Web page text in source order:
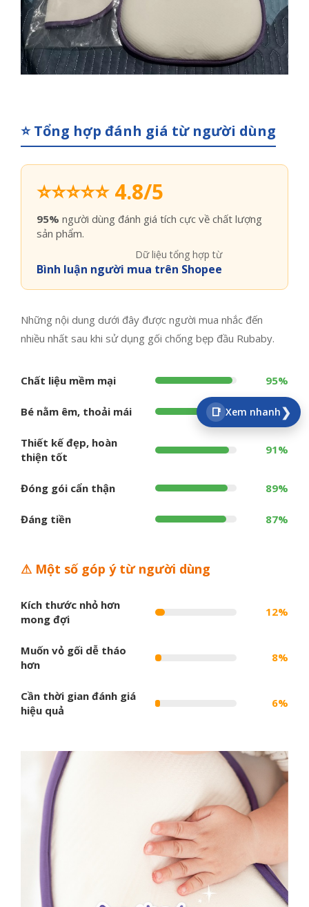
⭐ Tổng hợp đánh giá từ người dùng
⭐⭐⭐⭐⭐ 4.8/5
95% người dùng đánh giá tích cực về chất lượng
sản phẩm.
Dữ liệu tổng hợp từ
Bình luận người mua trên Shopee
Những nội dung dưới đây được người mua nhắc đến
nhiều nhất sau khi sử dụng gối chống bẹp đầu Rubaby.
Chất liệu mềm mại 95%
Bé nằm êm, thoải mái 93%
Thiết kế đẹp, hoàn
thiện tốt
91%
Đóng gói cẩn thận 89%
Đáng tiền 87%
⚠ Một số góp ý từ người dùng
Kích thước nhỏ hơn
mong đợi
12%
Muốn vỏ gối dễ tháo
hơn
8%
Cần thời gian đánh giá
hiệu quả
6%
📑 Xem nhanh❯